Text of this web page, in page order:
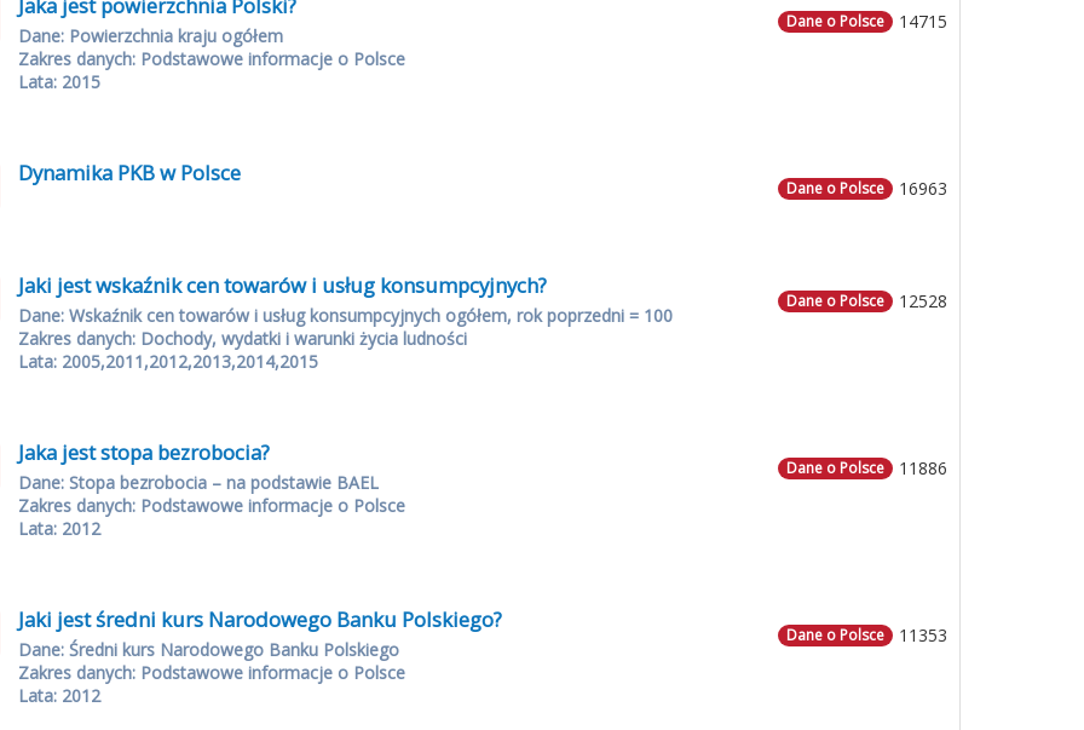
14715
Dane o Polsce
Dane: Powierzchnia kraju ogółem
Zakres danych: Podstawowe informacje o Polsce
Lata: 2015
16963
Dane o Polsce
Dynamika PKB w Polsce
12528
Dane o Polsce
Jaki jest wskaźnik cen towarów i usług konsumpcyjnych?
Dane: Wskaźnik cen towarów i usług konsumpcyjnych ogółem, rok poprzedni = 100
Zakres danych: Dochody, wydatki i warunki życia ludności
Lata: 2005,2011,2012,2013,2014,2015
11886
Dane o Polsce
Jaka jest stopa bezrobocia?
Dane: Stopa bezrobocia – na podstawie BAEL
Zakres danych: Podstawowe informacje o Polsce
Lata: 2012
11353
Dane o Polsce
Jaki jest średni kurs Narodowego Banku Polskiego?
Dane: Średni kurs Narodowego Banku Polskiego
Zakres danych: Podstawowe informacje o Polsce
Lata: 2012